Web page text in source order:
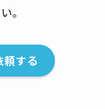
。
する